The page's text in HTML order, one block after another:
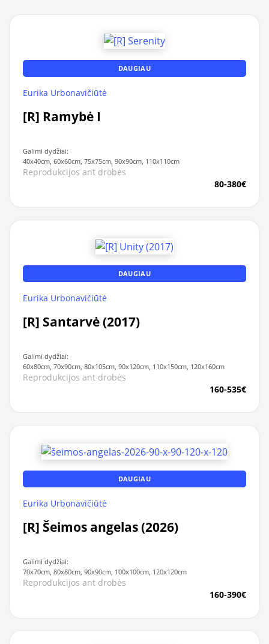
DAUGIAU
Eurika Urbonavičiūtė
[R] Ramybė I
Galimi dydžiai:
40x40cm, 60x60cm, 75x75cm, 90x90cm, 110x110cm
Reprodukcijos ant drobės
80-380€
DAUGIAU
Eurika Urbonavičiūtė
[R] Santarvė (2017)
Galimi dydžiai:
60x80cm, 70x90cm, 80x105cm, 90x120cm, 110x150cm, 120x160cm
Reprodukcijos ant drobės
160-535€
DAUGIAU
Eurika Urbonavičiūtė
[R] Šeimos angelas (2026)
Galimi dydžiai:
70x70cm, 80x80cm, 90x90cm, 100x100cm, 120x120cm
Reprodukcijos ant drobės
160-390€